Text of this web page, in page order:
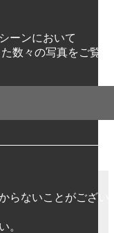
ーンにおいて
数々の写真をご覧い
らないことがござい
。